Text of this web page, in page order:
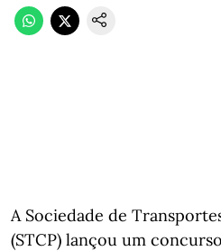
A Sociedade de
(STCP) lançou um